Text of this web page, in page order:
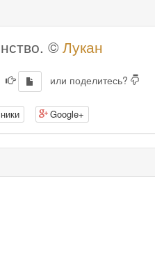
© Лукан
или поделитесь?
Google+